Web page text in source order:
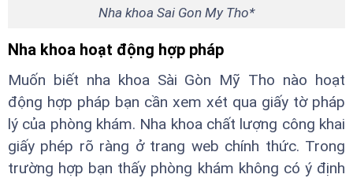
Nha khoa Sai Gon My Tho*
Nha khoa hoạt động hợp pháp
Muốn biết nha khoa Sài Gòn Mỹ Tho nào hoạt
động hợp pháp bạn cần xem xét qua giấy tờ pháp
lý của phòng khám. Nha khoa chất lượng công khai
giấy phép rõ ràng ở trang web chính thức. Trong
trường hợp bạn thấy phòng khám không có ý định